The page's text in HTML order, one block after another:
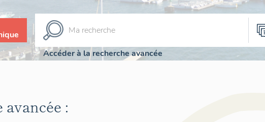
Accéder à la recherche avancée
: